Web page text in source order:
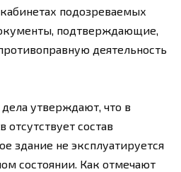
подозреваемых
подтверждающие,
деятельность
утверждают, что в
отсутствует состав
здание не эксплуатируется
состоянии. Как отмечают